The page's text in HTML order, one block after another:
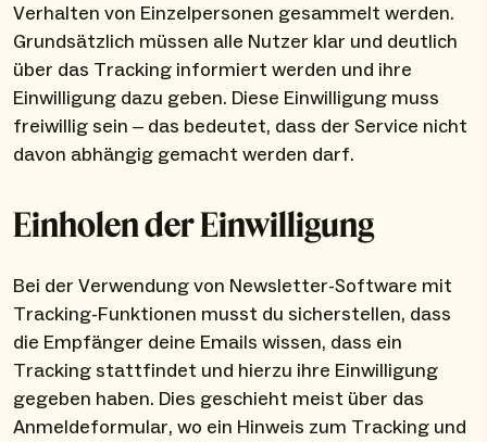
Verhalten von Einzelpersonen gesammelt werden.
Grundsätzlich müssen alle Nutzer klar und deutlich
über das Tracking informiert werden und ihre
Einwilligung dazu geben. Diese Einwilligung muss
freiwillig sein – das bedeutet, dass der Service nicht
davon abhängig gemacht werden darf.
Einholen der Einwilligung
Bei der Verwendung von Newsletter-Software mit
Tracking-Funktionen musst du sicherstellen, dass
die Empfänger deine Emails wissen, dass ein
Tracking stattfindet und hierzu ihre Einwilligung
gegeben haben. Dies geschieht meist über das
Anmeldeformular, wo ein Hinweis zum Tracking und